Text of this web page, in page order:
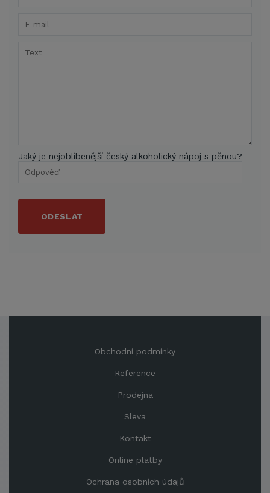
Jaký je nejoblíbenější český alkoholický nápoj s pěnou?
ODESLAT
Obchodní podmínky
Reference
Prodejna
Sleva
Kontakt
Online platby
Ochrana osobních údajů